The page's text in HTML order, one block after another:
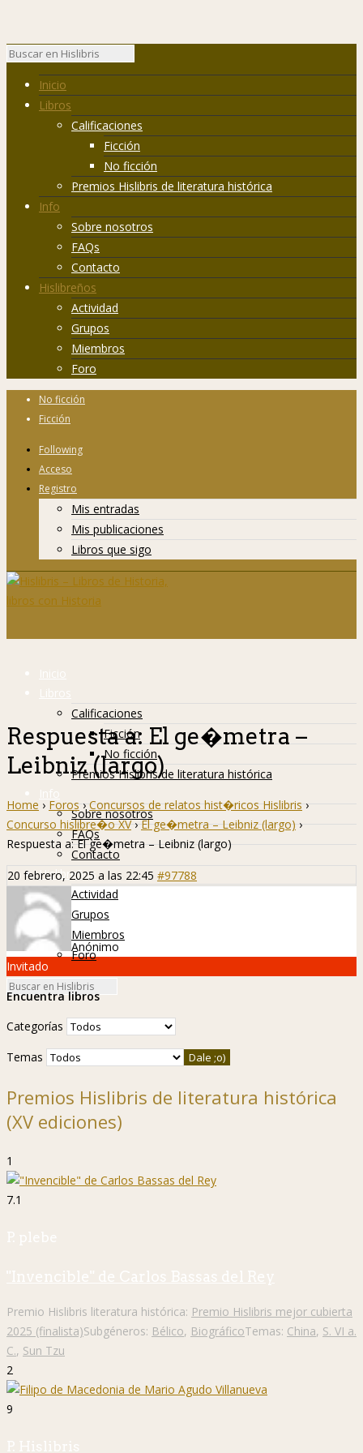
Inicio
Libros
Calificaciones
Ficción
No ficción
Premios Hislibris de literatura histórica
Info
Sobre nosotros
FAQs
Contacto
Hislibreños
Actividad
Grupos
Miembros
Foro
No ficción
Ficción
Following
Acceso
Registro
Mis entradas
Mis publicaciones
Libros que sigo
Inicio
Libros
Calificaciones
Ficción
No ficción
Premios Hislibris de literatura histórica
Info
Sobre nosotros
FAQs
Contacto
Hislibreños
Actividad
Grupos
Miembros
Foro
Respuesta a: El ge�metra –
Leibniz (largo)
Home › Foros › Concursos de relatos hist�ricos Hislibris ›
Concurso hislibre�o XV › El ge�metra – Leibniz (largo) ›
Respuesta a: El ge�metra – Leibniz (largo)
20 febrero, 2025 a las 22:45 #97788
Anónimo
Invitado
Encuentra libros
Categorías
Temas
Premios Hislibris de literatura histórica
(XV ediciones)
1
7.1
P. plebe
"Invencible" de Carlos Bassas del Rey
Premio Hislibris literatura histórica: Premio Hislibris mejor cubierta
2025 (finalista)Subgéneros: Bélico, BiográficoTemas: China, S. VI a.
C., Sun Tzu
2
9
P. Hislibris